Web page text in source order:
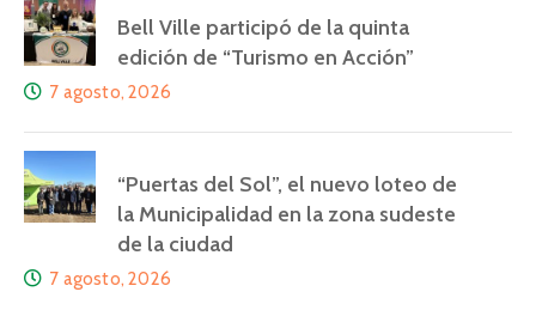
Bell Ville participó de la quinta
edición de “Turismo en Acción”
7 agosto, 2026
“Puertas del Sol”, el nuevo loteo de
la Municipalidad en la zona sudeste
de la ciudad
7 agosto, 2026